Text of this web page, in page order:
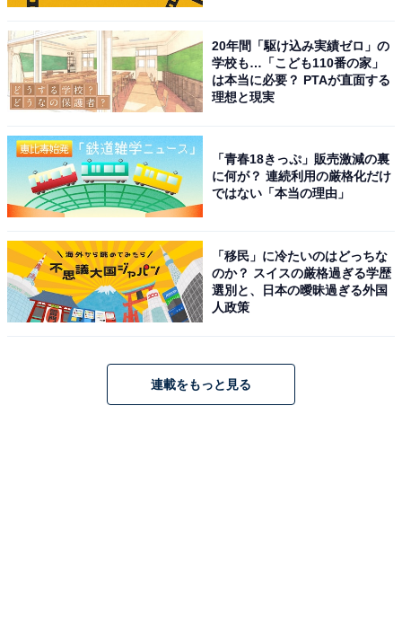
20年間「駆け込み実績ゼロ」の
学校も…「こども110番の家」
は本当に必要？ PTAが直面する
理想と現実
「青春18きっぷ」販売激減の裏
に何が？ 連続利用の厳格化だけ
ではない「本当の理由」
「移民」に冷たいのはどっちな
のか？ スイスの厳格過ぎる学歴
選別と、日本の曖昧過ぎる外国
人政策
連載をもっと見る